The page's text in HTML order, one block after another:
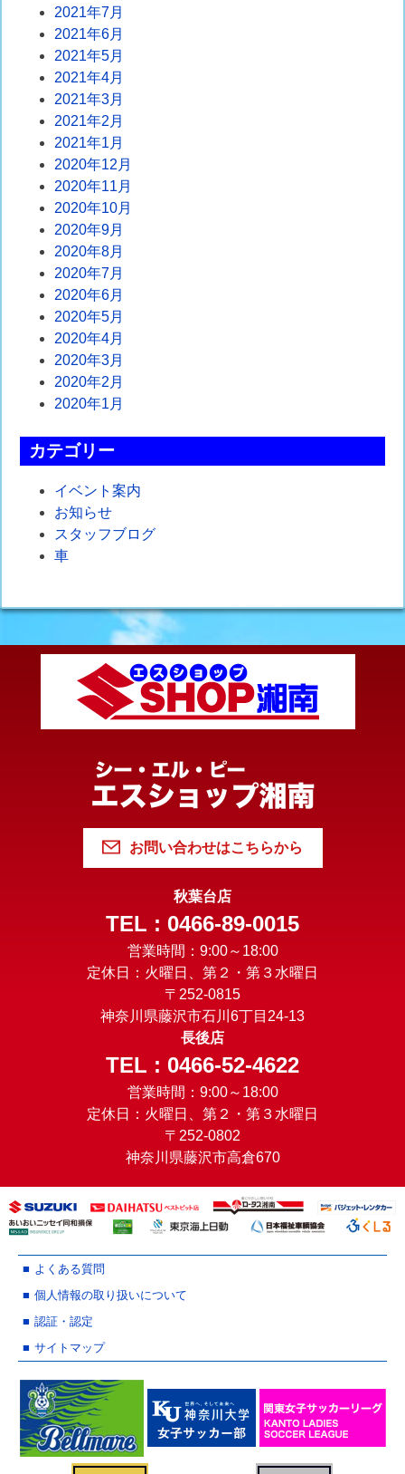
2021年7月
2021年6月
2021年5月
2021年4月
2021年3月
2021年2月
2021年1月
2020年12月
2020年11月
2020年10月
2020年9月
2020年8月
2020年7月
2020年6月
2020年5月
2020年4月
2020年3月
2020年2月
2020年1月
カテゴリー
イベント案内
お知らせ
スタッフブログ
車
お問い合わせはこちらから
秋葉台店
TEL : 0466-89-0015
営業時間：9:00～18:00
定休日：火曜日、第２・第３水曜日
〒252-0815
神奈川県藤沢市石川6丁目24-13
長後店
TEL : 0466-52-4622
営業時間：9:00～18:00
定休日：火曜日、第２・第３水曜日
〒252-0802
神奈川県藤沢市高倉670
よくある質問
個人情報の取り扱いについて
認証・認定
サイトマップ